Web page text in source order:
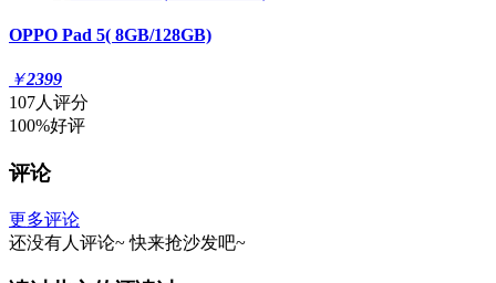
OPPO Pad 5( 8GB/128GB)
￥2399
107人评分
100%好评
评论
更多评论
还没有人评论~ 快来抢沙发吧~